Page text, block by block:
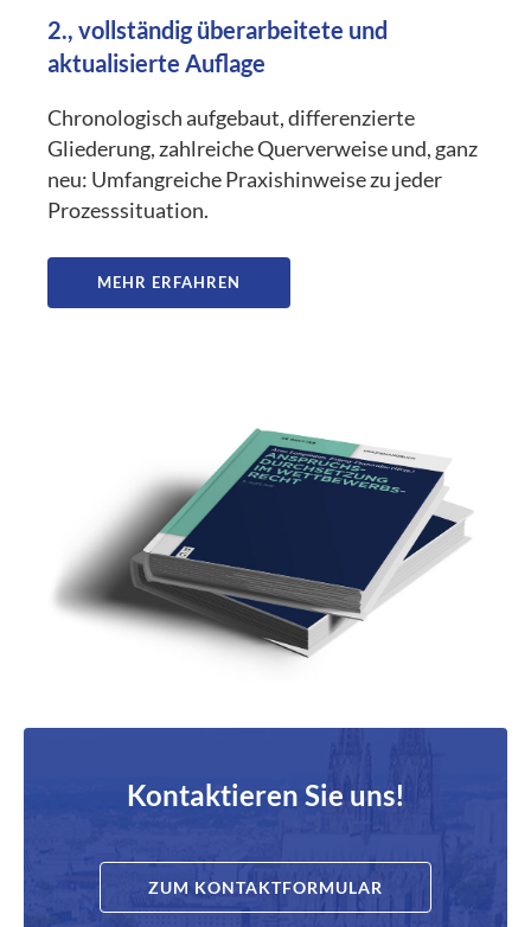
2., vollständig überarbeitete und
aktualisierte Auflage
Chronologisch aufgebaut, differenzierte
Gliederung, zahlreiche Querverweise und, ganz
neu: Umfangreiche Praxishinweise zu jeder
Prozesssituation.
MEHR ERFAHREN
Kontaktieren Sie uns!
ZUM KONTAKTFORMULAR